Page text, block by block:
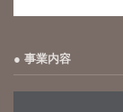
事業内容